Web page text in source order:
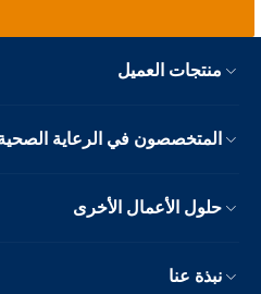
منتجات العميل
المتخصصون في الرعاية الصحية
حلول الأعمال الأخرى
نبذة عنا